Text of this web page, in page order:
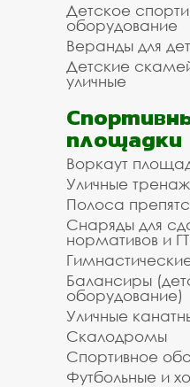
Детское
оборудование
Веранды для
Детские
уличные
площадки
Воркаут
Уличные
Полоса
Снаряды для
нормативов и
Балансиры
оборудование)
Уличные
Скалодромы
Спортивное
Футбольные и